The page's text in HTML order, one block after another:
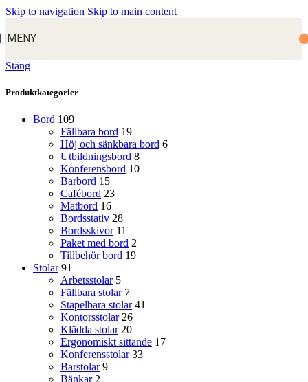
Skip to navigation Skip to main content
MENY
Stäng
Produktkategorier
Bord 109
Fällbara bord 19
Höj och sänkbara bord 6
Utbildningsbord 8
Konferensbord 10
Barbord 15
Cafébord 23
Matbord 16
Bordsstativ 28
Bordsskivor 11
Paket med bord 2
Tillbehör bord 19
Stolar 91
Arbetsstolar 5
Fällbara stolar 7
Stapelbara stolar 41
Kontorsstolar 26
Klädda stolar 20
Ergonomiskt sittande 17
Konferensstolar 33
Barstolar 9
Bänkar 2